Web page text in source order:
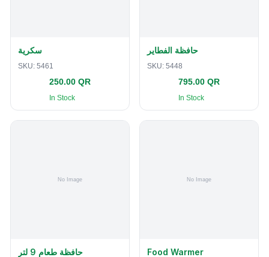
سكرية
SKU: 5461
250.00 QR
In Stock
حافظة الفطاير
SKU: 5448
795.00 QR
In Stock
حافظة طعام 9 لتر Food Warmer